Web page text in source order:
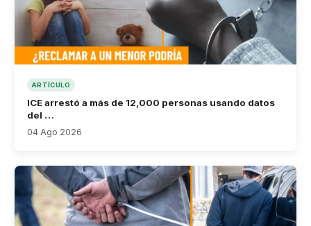
ARTÍCULO
ICE arrestó a más de 12,000 personas usando datos
del …
04 Ago 2026